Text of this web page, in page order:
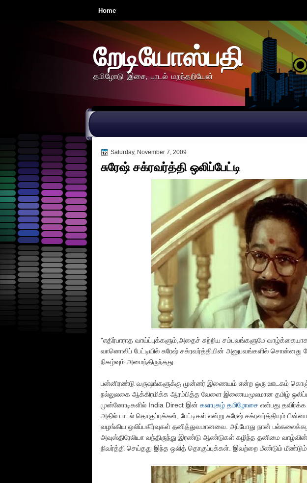
Home
றேடியோஸ்பதி
தமிழோடு இசை, பாடல் மறந்தறியேன்
Saturday, November 7, 2009
சுரேஷ் சக்ரவர்த்தி ஒலிப்பேட்டி
"எதிர்பாராத வாய்ப்புக்களும்,அதைச் சுற்றிய சம்பவங்களுமே
வானொலிப் பேட்டியில் சுரேஷ் சக்ரவர்த்தியின் அனுபவங்களில் சொன்னது
நிகழ்வும் அமைந்திருந்தது.
பன்னிரண்டு வருஷங்களுக்கு முன்னர் இணையம் என்ற ஒரு ஊடகம்
நல்லுலகை ஆக்கிரமிக்க ஆரம்பித்த வேளை இணையமூலமான தமிழ்
முன்னோடிகளில் India Direct இன் கலாபுகழ் தமிழோசை என்பது தவிர்க்க
அதில் பாடல் தொகுப்புக்கள், பேட்டிகள் என்று சுரேஷ் சக்ரவர்த்தியும்
வழங்கிய ஒலிப்பகிர்வுகள் தனித்துவமானவை. அப்போது நான்
அவுஸ்திரேலியா வந்திருந்து இரண்டு ஆண்டுகள் கழிந்த தனிமை
நிவர்த்தி செய்தது இந்த ஒலித் தொகுப்புக்கள். இவற்றை மீண்டும்